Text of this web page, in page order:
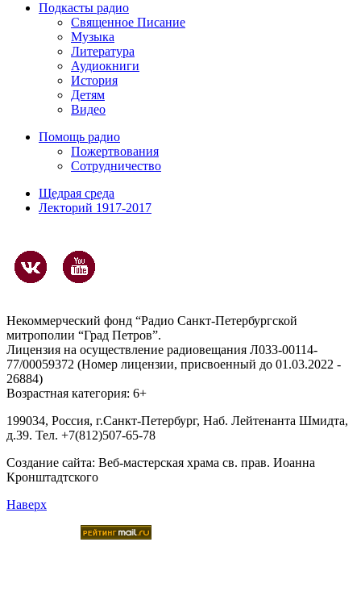
Подкасты радио
Священное Писание
Музыка
Литература
Аудиокниги
История
Детям
Видео
Помощь радио
Пожертвования
Сотрудничество
Щедрая среда
Лекторий 1917-2017
Некоммерческий фонд “Радио Санкт-Петербургской
митрополии “Град Петров”.
Лицензия на осуществление радиовещания Л033-00114-
77/00059372 (Номер лицензии, присвоенный до 01.03.2022 -
26884)
Возрастная категория: 6+
199034, Россия, г.Санкт-Петербург, Наб. Лейтенанта Шмидта,
д.39. Тел. +7(812)507-65-78
Создание сайта: Веб-мастерская храма св. прав. Иоанна
Кронштадтского
Наверх